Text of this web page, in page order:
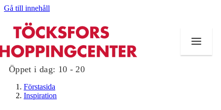
Gå till innehåll
Öppet i dag: 10 - 20
Förstasida
Inspiration